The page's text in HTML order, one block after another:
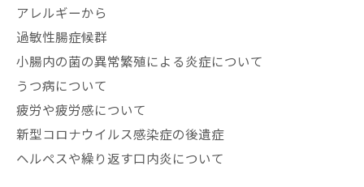
アレルギーから
過敏性腸症候群
小腸内の菌の異常繁殖による炎症について
うつ病について
疲労や疲労感について
新型コロナウイルス感染症の後遺症
ヘルペスや繰り返す口内炎について